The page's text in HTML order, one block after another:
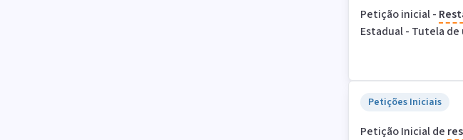
Petição inicial -
Estadual - Tutela
Petições Iniciais
Petição Inicial de